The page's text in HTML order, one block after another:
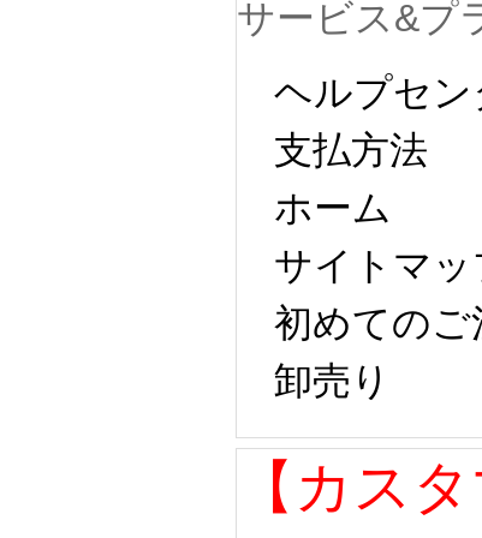
サービス&プ
ヘルプセン
支払方法
ホーム
サイトマッ
初めてのご
卸売り
【カス